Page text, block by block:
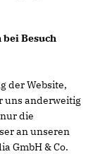
bei Besuch
der Website,
uns anderweitig
die
an unseren
GmbH & Co.